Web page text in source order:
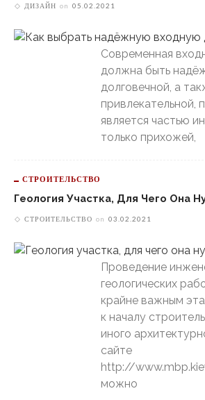
ДИЗАЙН on 05.02.2021
Современная
должна быть
долговечной, а
привлекательной,
является частью
только прихожей,
СТРОИТЕЛЬСТВО
Геология Участка, Для Чего Она
СТРОИТЕЛЬСТВО on 03.02.2021
Проведение
геологических
крайне важным
к началу
иного
сайте
http://
можно